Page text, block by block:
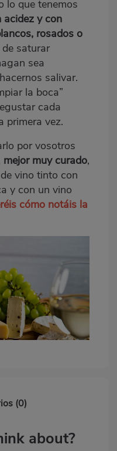
lo que tenemos
acidez y con
rosados o
de saturar
sea
salivar.
la boca”
cada
primera vez.
por vosotros
mejor muy curado,
vino tinto con
y con un vino
cómo notáis la
(0)
about?